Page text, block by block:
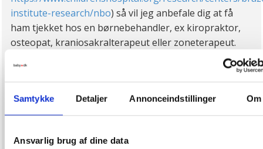
Samtykke Detaljer Annonceindstillinger Om
Ansvarlig brug af dine data
institute-research/nbo) så vil jeg anbefale dig at få
ham tjekket hos en børnebehandler, ex kiropraktor,
osteopat, kraniosakralterapeut eller zoneterapeut.
Held og lykke med det!
Bedste hilsner
Kari